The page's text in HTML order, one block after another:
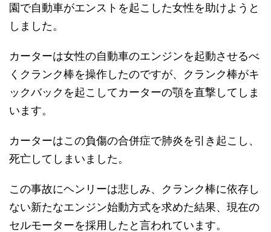
園で自動車がエンストを起こした女性を助けようと
しました。
カーターは女性の自動車のエンジンを起動させるべ
くクランク棒を操作したのですが、クランク棒がキ
ックバックを起こしてカーターの顎を直撃してしま
います。
カーターはこの負傷の合併症で肺炎を引き起こし、
死亡してしまいました。
この事故にヘンリーは悲しみ、クランク棒に依存し
ない新たなエンジン始動方式を求めた結果、現在の
セルモーターを採用したと言われています。